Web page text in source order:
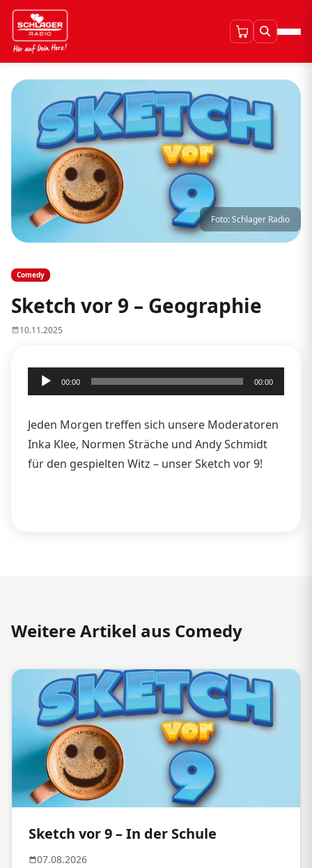
Foto: Schlager Radio
Comedy
Sketch vor 9 – Geographie
10.11.2025
Audio-
Player
00:00 00:00
Jeden Morgen treffen sich unsere Moderatoren
Inka Klee, Normen Sträche und Andy Schmidt
für den gespielten Witz – unser Sketch vor 9!
Weitere Artikel aus Comedy
Sketch vor 9 – In der Schule
07.08.2026